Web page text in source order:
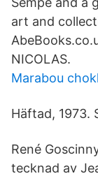
art and
NICOLAS.
Marabou
Häftad, 1973.
René
tecknad av